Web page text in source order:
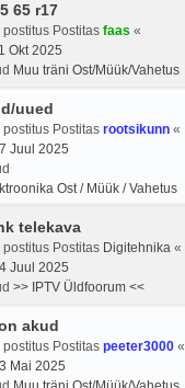
65 r17
Postitas faas «
Okt 2025
Muu träni Ost/Müük/Vahetus
uued
Postitas rootsikunn «
Juul 2025
Ost / Müük / Vahetus
telekava
Postitas Digitehnika «
Juul 2025
>> IPTV Üldfoorum <<
akud
Postitas peeter3000 «
Mai 2025